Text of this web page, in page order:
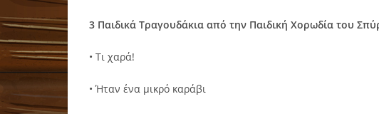
3 Παιδικά Τραγουδάκια από την Παιδική Χορωδία του
• Τι χαρά!
• Ήταν ένα μικρό καράβι